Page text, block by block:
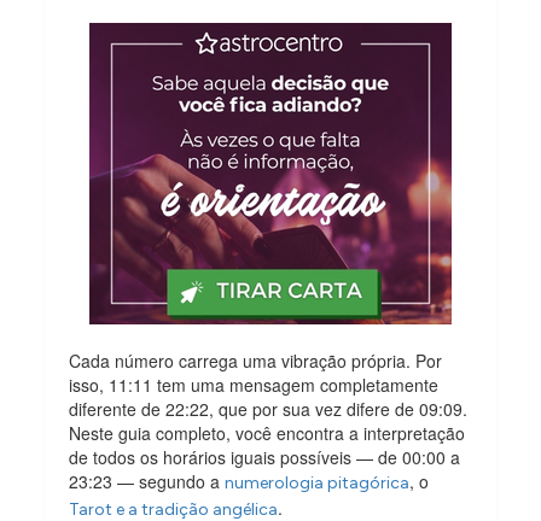
Cada número carrega uma vibração própria. Por
isso, 11:11 tem uma mensagem completamente
diferente de 22:22, que por sua vez difere de 09:09.
Neste guia completo, você encontra a interpretação
de todos os horários iguais possíveis — de 00:00 a
23:23 — segundo anumerologia pitagórica, o
Tarot e a tradição angélica.